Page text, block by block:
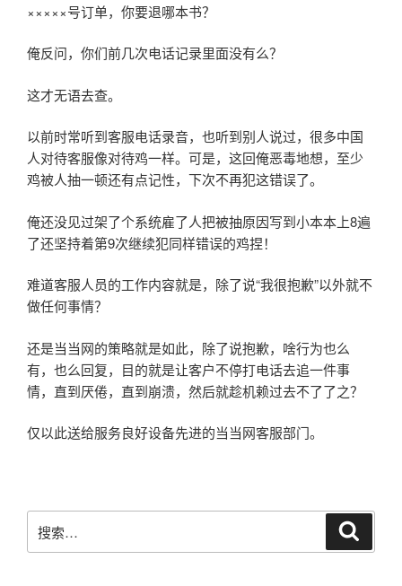
×××××号订单，你要退哪本书？
俺反问，你们前几次电话记录里面没有么？
这才无语去查。
以前时常听到客服电话录音，也听到别人说过，很多中国
人对待客服像对待鸡一样。可是，这回俺恶毒地想，至少
鸡被人抽一顿还有点记性，下次不再犯这错误了。
俺还没见过架了个系统雇了人把被抽原因写到小本本上8遍
了还坚持着第9次继续犯同样错误的鸡捏！
难道客服人员的工作内容就是，除了说“我很抱歉”以外就不
做任何事情？
还是当当网的策略就是如此，除了说抱歉，啥行为也么
有，也么回复，目的就是让客户不停打电话去追一件事
情，直到厌倦，直到崩溃，然后就趁机赖过去不了了之？
仅以此送给服务良好设备先进的当当网客服部门。
搜
索：